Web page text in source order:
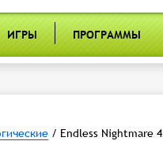
ИГРЫ ПРОГРАММЫ
/ Endless Nightmare